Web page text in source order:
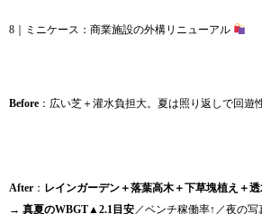
8｜ミニケース：商業施設の外構リニューアル
Before ：広い芝＋灌水負担大。夏は照り返しで回遊
After ： レインガーデン＋落葉高木＋下草塊植え＋
→ 真夏のWBGT▲2.1目安／ベンチ稼働率↑／夜の写